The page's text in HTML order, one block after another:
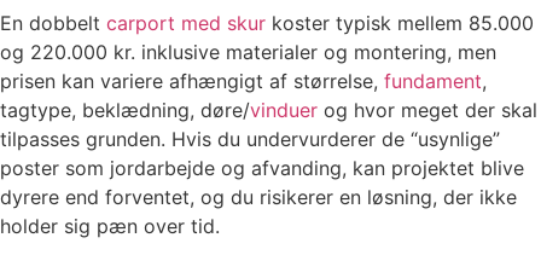
En dobbelt carport med skur koster typisk mellem 85.000
og 220.000 kr. inklusive materialer og montering, men
prisen kan variere afhængigt af størrelse, fundament,
tagtype, beklædning, døre/vinduer og hvor meget der skal
tilpasses grunden. Hvis du undervurderer de “usynlige”
poster som jordarbejde og afvanding, kan projektet blive
dyrere end forventet, og du risikerer en løsning, der ikke
holder sig pæn over tid.